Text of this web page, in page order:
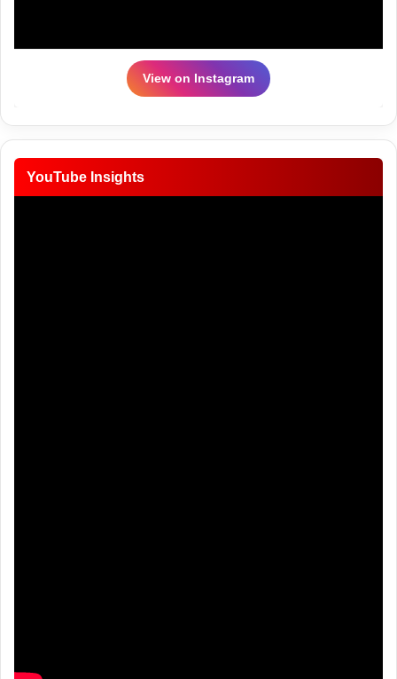
View on Instagram
YouTube Insights